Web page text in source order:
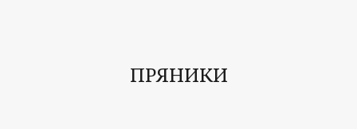
ПРЯНИКИ